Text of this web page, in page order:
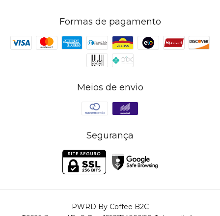
Formas de pagamento
Meios de envio
Segurança
PWRD By Coffee B2C